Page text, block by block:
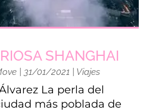
SHANGHAI
| 31/01/2021 Viajes
La perla del
más poblada de